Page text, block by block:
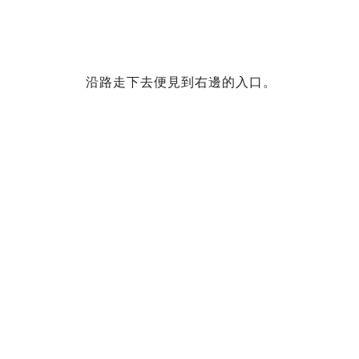
沿路走下去便見到右邊的入口。